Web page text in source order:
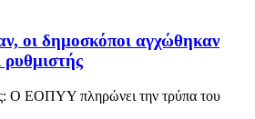
οι δημοσκόποι αγχώθηκαν
ρυθμιστής